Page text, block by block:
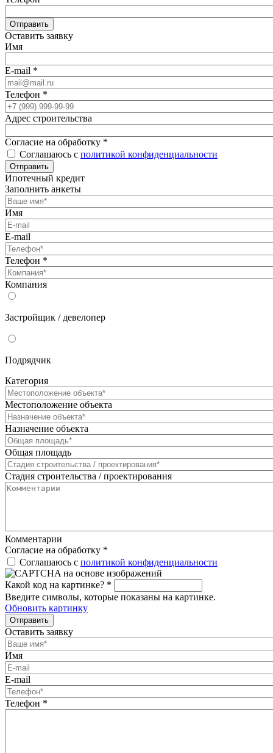
Отправить
Оставить заявку
Имя
E-mail *
Телефон *
Адрес строительства
Согласие на обработку *
Соглашаюсь с политикой конфиденциальности
Отправить
Ипотечный кредит
Заполнить анкеты
Имя
E-mail
Телефон *
Компания
Застройщик / девелопер
Подрядчик
Категория
Местоположение объекта
Назначение объекта
Общая площадь
Стадия строительства / проектирования
Комментарии
Согласие на обработку *
Соглашаюсь с политикой конфиденциальности
Какой код на картинке? *
Введите символы, которые показаны на картинке.
Обновить картинку
Отправить
Оставить заявку
Имя
E-mail
Телефон *